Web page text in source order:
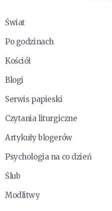
Świat
Po godzinach
Kościół
Blogi
Serwis papieski
Czytania liturgiczne
Artykuły blogerów
Psychologia na co dzień
Ślub
Modlitwy